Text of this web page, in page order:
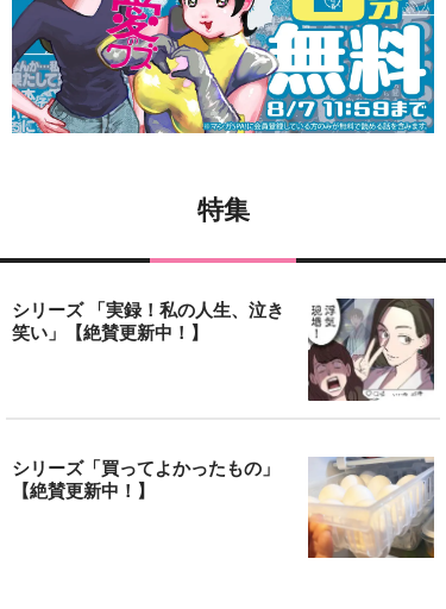
特集
シリーズ 「実録！私の人生、泣き
笑い」【絶賛更新中！】
シリーズ「買ってよかったもの」
【絶賛更新中！】